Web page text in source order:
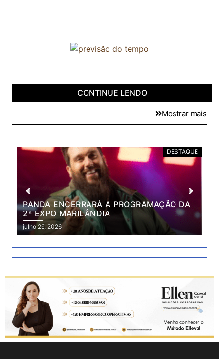
CONTINUE LENDO
Mostrar mais
DESTAQUE
PANDA ENCERRARÁ A PROGRAMAÇÃO DA
2ª EXPO MARILÂNDIA
julho 29, 2026